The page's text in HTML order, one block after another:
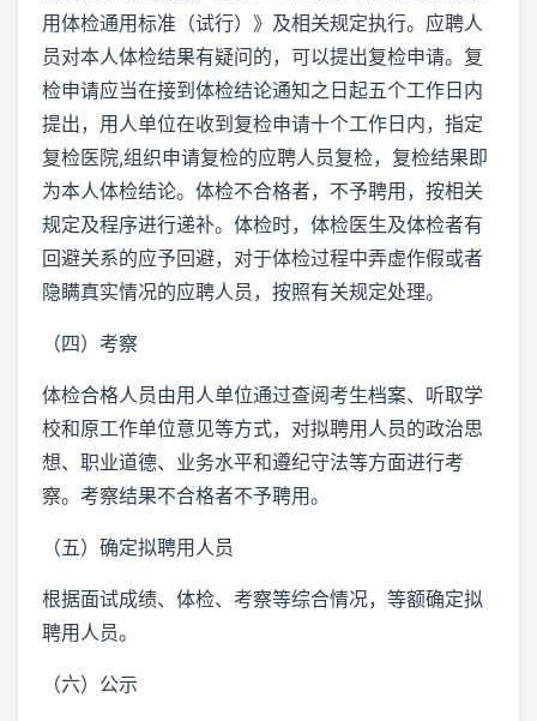
用体检通用标准（试行）》及相关规定执行。应聘人
员对本人体检结果有疑问的，可以提出复检申请。复
检申请应当在接到体检结论通知之日起五个工作日内
提出，用人单位在收到复检申请十个工作日内，指定
复检医院,组织申请复检的应聘人员复检，复检结果即
为本人体检结论。体检不合格者，不予聘用，按相关
规定及程序进行递补。体检时，体检医生及体检者有
回避关系的应予回避，对于体检过程中弄虚作假或者
隐瞒真实情况的应聘人员，按照有关规定处理。
（四）考察
体检合格人员由用人单位通过查阅考生档案、听取学
校和原工作单位意见等方式，对拟聘用人员的政治思
想、职业道德、业务水平和遵纪守法等方面进行考
察。考察结果不合格者不予聘用。
（五）确定拟聘用人员
根据面试成绩、体检、考察等综合情况，等额确定拟
聘用人员。
（六）公示